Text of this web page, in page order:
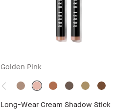
Golden Pink
Long-Wear Cream Shadow Stick